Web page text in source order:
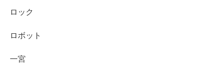
ロック
ロボット
一宮